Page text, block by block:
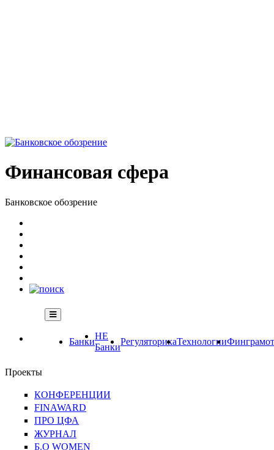
Финансовая сфера
Банковское обозрение
Банки
НЕ
Банки
РегуляторикаТехнологии
Проекты
КОНФЕРЕНЦИИ
FINAWARD
ПРО ЦФА
ЖУРНАЛ
Б.О WOMEN